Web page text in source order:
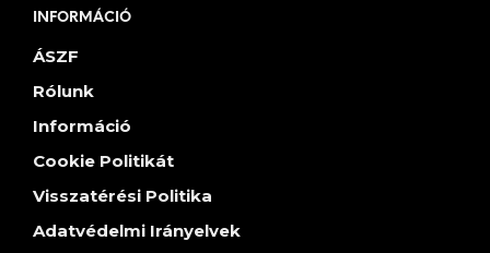
INFORMÁCIÓ
ÁSZF
Rólunk
Információ
Cookie Politikát
Visszatérési Politika
Adatvédelmi Irányelvek